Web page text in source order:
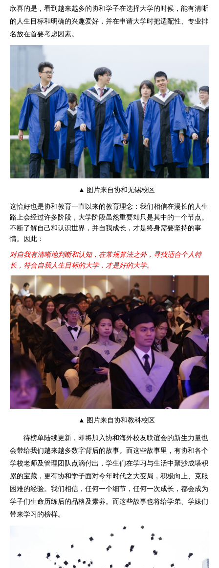
欣喜的是，看到越来越多的协和学子在选择大学的时候，能有清晰
的人生目标和明确的兴趣爱好，并在申请大学时把适配性、专业排
名放在首要考虑因素。
▲ 图片来自协和无锡校区
这恰好也是协和教育一直以来的教育理念：我们相信在漫长的人生
路上会经过许多阶段，大学阶段虽然重要却只是其中的一个节点。
不断了解自己和认识世界，并自我成长，才是终身需要坚持的事
情。因此：
对自我有清晰地判断和认知，在常规算法之外，寻找适合个人特
长，符合自我人生目标的大学，才是好的大学。
▲ 图片来自协和教科校区
待榜单陆续更新，即将加入协和海外校友联谊会的新生力量也
会带给我们越来越多数字背后的故事。而这些故事里，有协和各个
学校老师及管理团队点滴付出，学生们在学习与生活中聚沙成塔积
累的宝藏，更有协和学子面对今年时代之大变局，积极向上、克服
困难的经验。我们相信，任何一个细节，任何一次成长，都会成为
学子们生命历练后的品格及素养。而这些故事也将给学弟、学妹们
带来学习的榜样。